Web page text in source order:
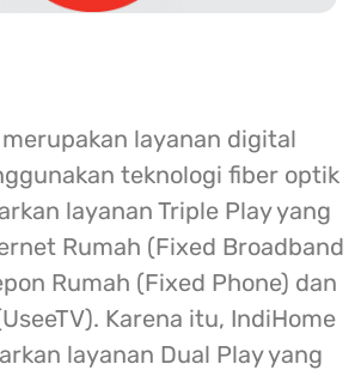
layanan digital
teknologi fiber optik
layanan Triple Play yang
Rumah (Fixed Broadband
Rumah (Fixed Phone) dan
Karena itu, IndiHome
layanan Dual Play yang